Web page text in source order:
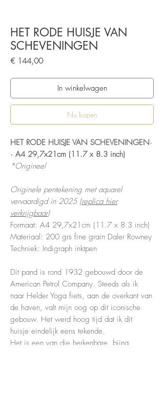
HET RODE HUISJE VAN
SCHEVENINGEN
€ 144,00Prijs
In winkelwagen
Nu kopen
HET RODE HUISJE VAN SCHEVENINGEN·
· A4 29,7x21cm (11.7 x 8.3 inch)
*Origineel
Originele pentekening met aquarel
vervaardigd in 2025 (replica hier
verkrijgbaar)
Formaat: A4 29,7x21cm (11.7 x 8.3 inch)
Materiaal: 200 grs fine grain Daler Rowney
Techniek: Indigraph inktpen
Dit pand is rond 1932 gebouwd door de
American Petrol Company. Steeds als ik
naar Helder Yoga fiets, aan de overkant van
de haven, valt mijn oog op dit iconische
gebouw. Het werd hoog tijd dat ik dit
huisje eindelijk eens tekende.
Het is een van die herkenbare, bijna